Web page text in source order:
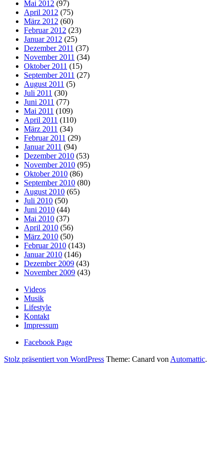
Mai 2012 (97)
April 2012 (75)
März 2012 (60)
Februar 2012 (23)
Januar 2012 (25)
Dezember 2011 (37)
November 2011 (34)
Oktober 2011 (15)
September 2011 (27)
August 2011 (5)
Juli 2011 (30)
Juni 2011 (77)
Mai 2011 (109)
April 2011 (110)
März 2011 (34)
Februar 2011 (29)
Januar 2011 (94)
Dezember 2010 (53)
November 2010 (95)
Oktober 2010 (86)
September 2010 (80)
August 2010 (65)
Juli 2010 (50)
Juni 2010 (44)
Mai 2010 (37)
April 2010 (56)
März 2010 (50)
Februar 2010 (143)
Januar 2010 (146)
Dezember 2009 (43)
November 2009 (43)
Videos
Musik
Lifestyle
Kontakt
Impressum
Facebook Page
Stolz präsentiert von WordPress Theme: Canard von Automattic.